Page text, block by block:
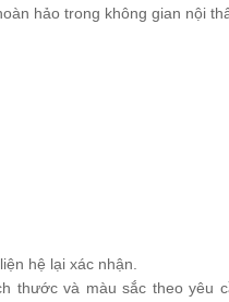
hảo trong không gian nội
hệ lại xác nhận.
thước và màu sắc theo yêu